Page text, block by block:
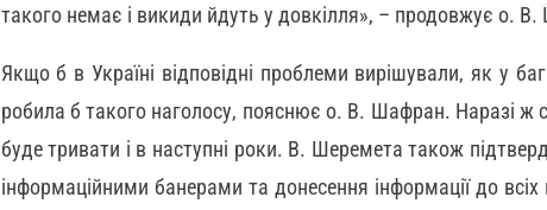
такого немає і викиди йдуть у довкілля», – продовжує о.
Якщо б в Україні відповідні проблеми вирішували, як у
робила б такого наголосу, пояснює о. В. Шафран. Наразі ж
буде тривати і в наступні роки. В. Шеремета також
інформаційними банерами та донесення інформації до